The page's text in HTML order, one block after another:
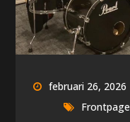
februari 26, 2026
Frontpage